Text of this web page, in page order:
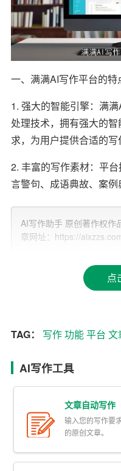
一、满满AI写作平台的特
1. 强大的智能引擎：满
处理技术，拥有强大的
求，为用户提供合适的写
2. 丰富的写作素材：平
言警句、成语典故、案
3. 多样化的写作风格：
格，如正式、幽默、轻
景选择合适的风格，让
4. 智能语法纠错：平台
能，用户只需输入关键
一篇符合要求的文章，
二、满满AI写作平台的功能
1. 写作灵感：平台可以
题和写作思路，帮助用
AI写作助手 原创著作权作
章网址：https://
点
TAG： 写作功能平台 文
AI写作工具
文章自动写作
输入您的写作要
的原创文章。